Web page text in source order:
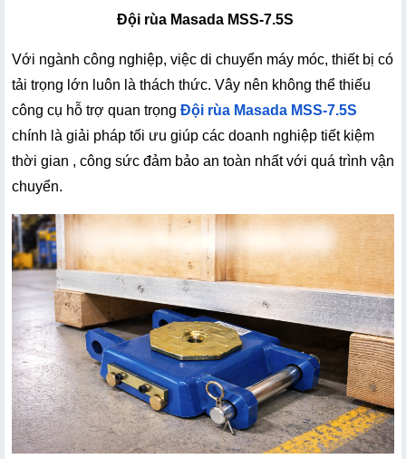
Đội rùa Masada MSS-7.5S
Với ngành công nghiệp, việc di chuyển máy móc, thiết bị có
tải trọng lớn luôn là thách thức. Vây nên không thể thiếu
công cụ hỗ trợ quan trọng Đội rùa Masada MSS-7.5S
chính là giải pháp tối ưu giúp các doanh nghiệp tiết kiệm
thời gian , công sức đảm bảo an toàn nhất với quá trình vận
chuyển.